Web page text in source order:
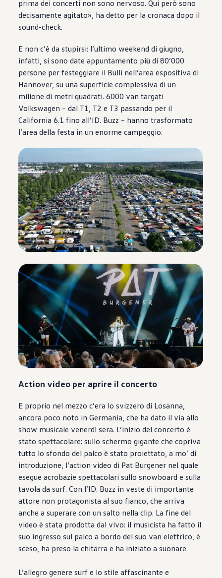
prima dei concerti non sono nervoso. Qui però sono
decisamente agitato», ha detto per la cronaca dopo il
sound-check.
E non c’è da stupirsi: l’ultimo weekend di giugno,
infatti, si sono date appuntamento più di 80’000
persone per festeggiare il Bulli nell’area espositiva di
Hannover, su una superficie complessiva di un
milione di metri quadrati. 6000 van targati
Volkswagen – dal T1, T2 e T3 passando per il
California 6.1 fino all’ID. Buzz – hanno trasformato
l’area della festa in un enorme campeggio.
Action video per aprire il concerto
E proprio nel mezzo c’era lo svizzero di Losanna,
ancora poco noto in Germania, che ha dato il via allo
show musicale venerdì sera. L’inizio del concerto è
stato spettacolare: sullo schermo gigante che copriva
tutto lo sfondo del palco è stato proiettato, a mo’ di
introduzione, l’action video di Pat Burgener nel quale
esegue acrobazie spettacolari sullo snowboard e sulla
tavola da surf. Con l’ID. Buzz in veste di importante
attore non protagonista al suo fianco, che arriva
anche a superare con un salto nella clip. La fine del
video è stata prodotta dal vivo: il musicista ha fatto il
suo ingresso sul palco a bordo del suo van elettrico, è
sceso, ha preso la chitarra e ha iniziato a suonare.
L’allegro genere surf e lo stile affascinante e